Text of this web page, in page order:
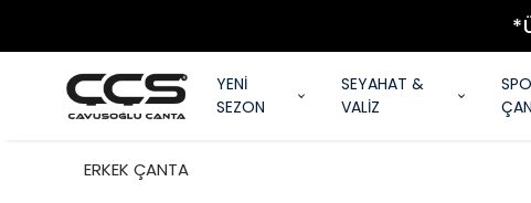
YENİ
SEZON
SEYAHAT &
VALİZ
ERKEK ÇANTA